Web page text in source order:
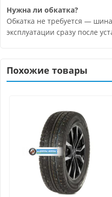
Нужна ли обкатка?
Обкатка не требуется —
эксплуатации сразу после
Похожие товары